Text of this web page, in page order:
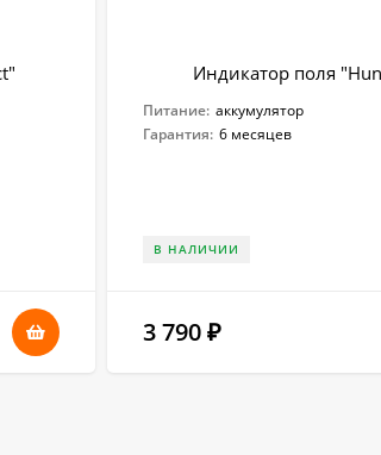
Индикатор поля
Питание: аккумулятор
Гарантия: 6 месяцев
В НАЛИЧИИ
3 790 ₽